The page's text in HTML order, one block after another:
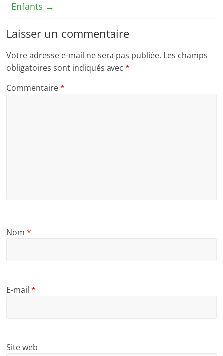
Enfants →
Laisser un commentaire
Votre adresse e-mail ne sera pas publiée. Les champs
obligatoires sont indiqués avec*
Commentaire*
Nom*
E-mail*
Site web